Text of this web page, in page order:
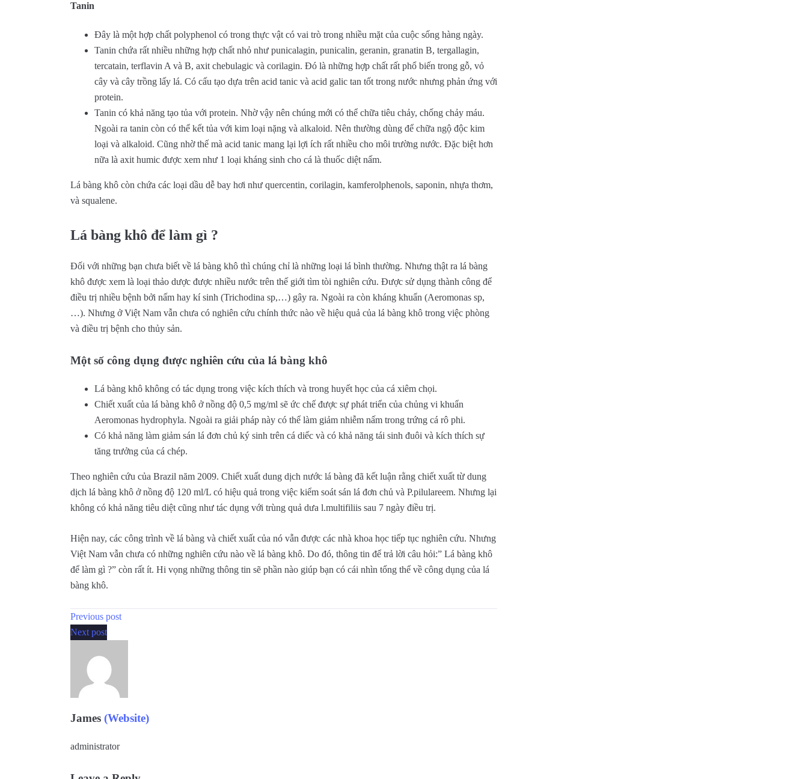
Tanin
Đây là một hợp chất polyphenol có trong thực vật có vai trò trong nhiều mặt của cuộc sống hàng ngày.
Tanin chứa rất nhiều những hợp chất nhỏ như punicalagin, punicalin, geranin, granatin B, tergallagin,
tercatain, terflavin A và B, axit chebulagic và corilagin. Đó là những hợp chất rất phổ biến trong gỗ, vỏ
cây và cây trồng lấy lá. Có cấu tạo dựa trên acid tanic và acid galic tan tốt trong nước nhưng phản ứng với
protein.
Tanin có khả năng tạo tủa với protein. Nhờ vậy nên chúng mới có thể chữa tiêu chảy, chống chảy máu.
Ngoài ra tanin còn có thể kết tủa với kim loại nặng và alkaloid. Nên thường dùng để chữa ngộ độc kim
loại và alkaloid. Cũng nhờ thế mà acid tanic mang lại lợi ích rất nhiều cho môi trường nước. Đặc biệt hơn
nữa là axit humic được xem như 1 loại kháng sinh cho cá là thuốc diệt nấm.
Lá bàng khô còn chứa các loại dầu dễ bay hơi như quercentin, corilagin, kamferolphenols, saponin, nhựa thơm,
và squalene.
Lá bàng khô để làm gì ?
Đối với những bạn chưa biết về lá bàng khô thì chúng chỉ là những loại lá bình thường. Nhưng thật ra lá bàng
khô được xem là loại thảo dược được nhiều nước trên thế giới tìm tòi nghiên cứu. Được sử dụng thành công để
điều trị nhiều bệnh bởi nấm hay kí sinh (Trichodina sp,…) gây ra. Ngoài ra còn kháng khuẩn (Aeromonas sp,
…). Nhưng ở Việt Nam vẫn chưa có nghiên cứu chính thức nào về hiệu quả của lá bàng khô trong việc phòng
và điều trị bệnh cho thủy sản.
Một số công dụng được nghiên cứu của lá bàng khô
Lá bàng khô không có tác dụng trong việc kích thích và trong huyết học của cá xiêm chọi.
Chiết xuất của lá bàng khô ở nồng độ 0,5 mg/ml sẽ ức chế được sự phát triển của chủng vi khuẩn
Aeromonas hydrophyla. Ngoài ra giải pháp này có thể làm giảm nhiễm nấm trong trứng cá rô phi.
Có khả năng làm giảm sán lá đơn chủ ký sinh trên cá diếc và có khả năng tái sinh đuôi và kích thích sự
tăng trưởng của cá chép.
Theo nghiên cứu của Brazil năm 2009. Chiết xuất dung dịch nước lá bàng đã kết luận rằng chiết xuất từ dung
dịch lá bàng khô ở nồng độ 120 ml/L có hiệu quả trong việc kiểm soát sán lá đơn chủ và P.pilulareem. Nhưng lại
không có khả năng tiêu diệt cũng như tác dụng với trùng quả dưa l.multifiliis sau 7 ngày điều trị.
Hiện nay, các công trình về lá bàng và chiết xuất của nó vẫn được các nhà khoa học tiếp tục nghiên cứu. Nhưng
Việt Nam vẫn chưa có những nghiên cứu nào về lá bàng khô. Do đó, thông tin để trả lời câu hỏi:” Lá bàng khô
để làm gì ?” còn rất ít. Hi vọng những thông tin sẽ phần nào giúp bạn có cái nhìn tổng thể về công dụng của lá
bàng khô.
Previous post
Next post
James (Website)
administrator